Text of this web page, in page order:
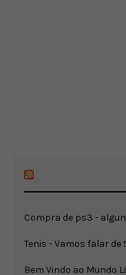
Compra de ps3 -
Tenis - Vamos falar de
Bem Vindo ao Mundo